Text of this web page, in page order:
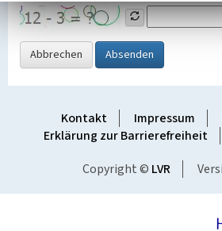
Abbrechen Absenden
Kontakt Impressum
Erklärung zur Barrierefreiheit
Copyright © LVR